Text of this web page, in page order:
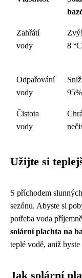
Zahřátí
vody
8 °C
Odpařování
vody
95%
Čistota
vody
Užijte si
S příchodem
sezónu. Abyste si
potřeba voda
solární plachta na
teplé vodě, aniž
Jak solární